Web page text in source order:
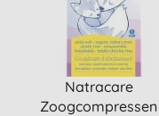
Natracare
Zoogcompressen